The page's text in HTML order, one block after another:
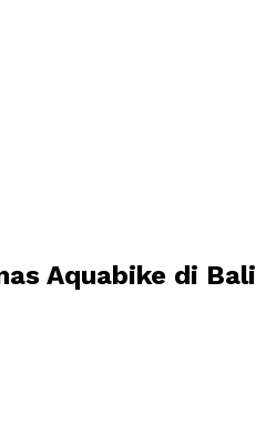
Aquabike di Bali